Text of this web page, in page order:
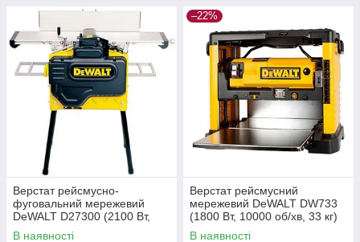
Верстат рейсмусно-
фуговальний мережевий
DeWALT D27300 (2100 Вт,
6200 об/хв, 54 кг)
В наявності
–22%
Верстат рейсмусний
мережевий DeWALT DW733
(1800 Вт, 10000 об/хв, 33 кг)
В наявності